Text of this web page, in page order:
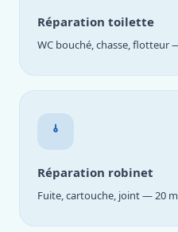
Réparation toilette
WC bouché, chasse, flotteur
Réparation robinet
Fuite, cartouche, joint — 20